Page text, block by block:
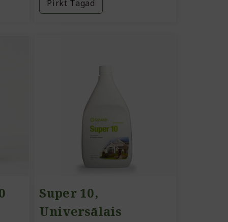
Pirkt Tagad
Super 10,
Universālais